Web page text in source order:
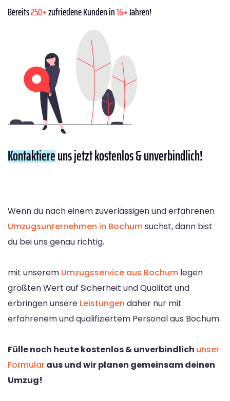
Bereits250+zufriedene Kunden in16+Jahren!
Kontaktiereuns jetzt kostenlos & unverbindlich!
Wenn du nach einem zuverlässigen und erfahrenen
Umzugsunternehmen in Bochumsuchst, dann bist
du bei uns genau richtig.
mit unserem Umzugsservice aus Bochum legen
größten Wert auf Sicherheit und Qualität und
erbringen unsere Leistungen daher nur mit
erfahrenem und qualifiziertem Personal aus Bochum.
Fülle noch heute kostenlos & unverbindlich unser
Formularaus und wir planen gemeinsam deinen
Umzug!